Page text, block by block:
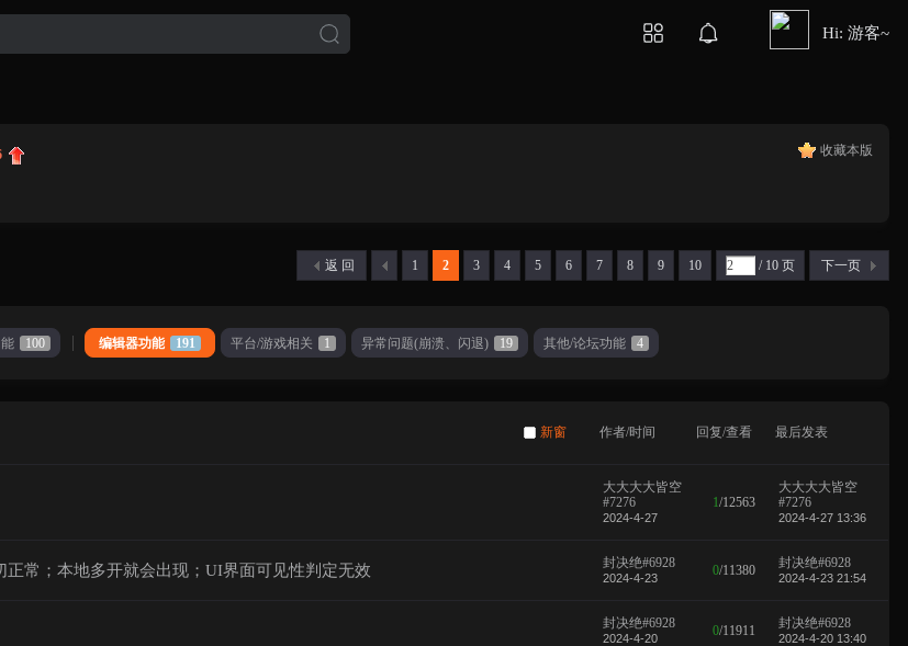
Hi: 游客~
收藏本版
1 2 3 4 5 6 7 8 9 10 / 10 页 下一页
返 回
100 编辑器功能 191 平台/游戏相关 1 异常问题(崩溃、闪退) 19 其他/论坛功能 4
新窗 作者/时间 回复/查看 最后发表
大大大大皆空
#7276
2024-4-27
1/12563
大大大大皆空
#7276
2024-4-27 13:36
正常；本地多开就会出现；UI界面可见性判定无效 封决绝#6928
2024-4-23 0/11380 封决绝#6928
2024-4-23 21:54
封决绝#6928
2024-4-20 0/11911 封决绝#6928
2024-4-20 13:40